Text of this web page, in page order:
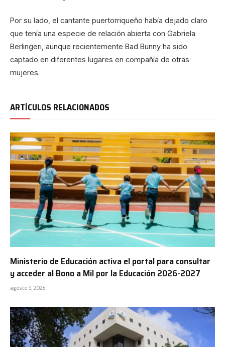
Por su lado, el cantante puertorriqueño había dejado claro
que tenía una especie de relación abierta con Gabriela
Berlingeri, aunque recientemente Bad Bunny ha sido
captado en diferentes lugares en compañía de otras
mujeres.
ARTÍCULOS RELACIONADOS
Ministerio de Educación activa el portal para consultar
y acceder al Bono a Mil por la Educación 2026-2027
agosto 5, 2026